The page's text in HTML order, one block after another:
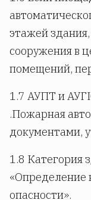
этажей
сооружения в
помещений,
1.7 АУПТ и
.Пожарная
документами,
1.8 Категория
«Определение
опасности».